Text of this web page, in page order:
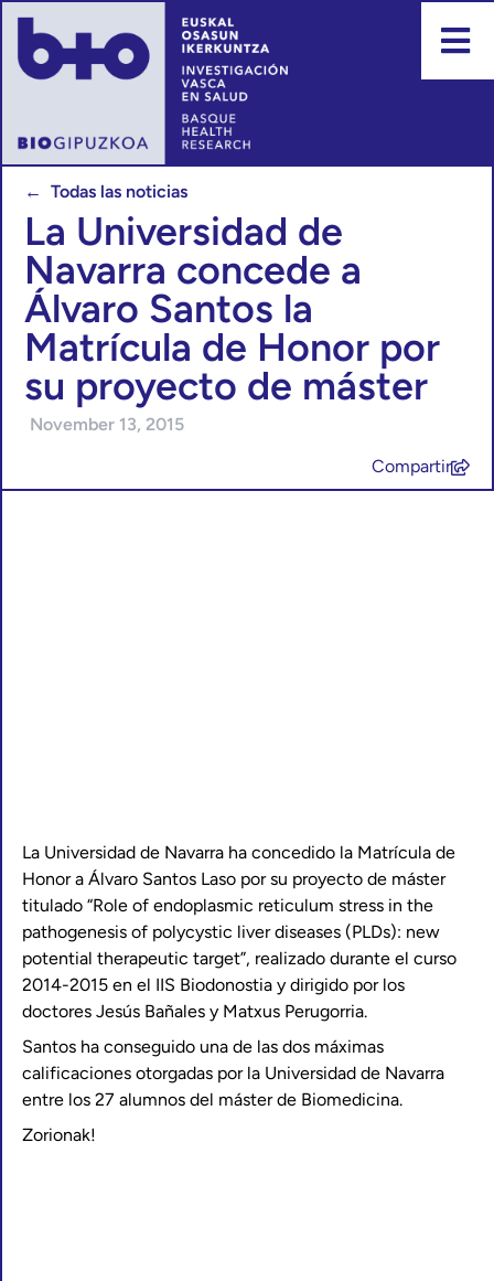
← Todas las noticias
La Universidad de
Navarra concede a
Álvaro Santos la
Matrícula de Honor por
su proyecto de máster
November 13, 2015
Compartir
La Universidad de Navarra ha concedido la Matrícula de
Honor a Álvaro Santos Laso por su proyecto de máster
titulado “Role of endoplasmic reticulum stress in the
pathogenesis of polycystic liver diseases (PLDs): new
potential therapeutic target”, realizado durante el curso
2014-2015 en el IIS Biodonostia y dirigido por los
doctores Jesús Bañales y Matxus Perugorria.
Santos ha conseguido una de las dos máximas
calificaciones otorgadas por la Universidad de Navarra
entre los 27 alumnos del máster de Biomedicina.
Zorionak!